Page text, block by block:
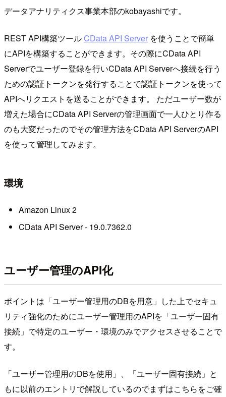
データアナリティクス事業本部のkobayashiです。
REST API構築ツールCData API Server を使うことで簡単
にAPIを構築することができます。その際にCData API
Serverでユーザー登録を行いCData API Serverへ接続を行う
ための認証トークンを発行することで認証トークンを使って
APIへリクエストを送ることができます。 ただユーザー数が
増えた場合にCData API Serverの管理画面で一人ひとり作る
のも大変だったのでその管理方法をCData API ServerのAPI
を使って管理してみます。
環境
Amazon Linux 2
CData API Server - 19.0.7362.0
ユーザー管理のAPI化
ポイントは「ユーザー管理用のDBを用意」した上でセキュ
リティ強化のためにユーザー管理用のAPIを「ユーザー固有
接続」で特定のユーザー・環境のみでアクセスさせることで
す。
「ユーザー管理用のDBを使用」、「ユーザー固有接続」と
もに以前のエントリで解説しているのでまずはこちらをご確